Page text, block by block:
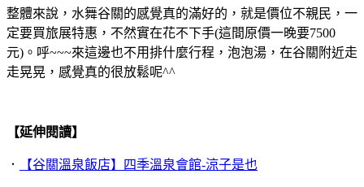
整體來說，水舞谷關的感覺真的滿好的，就是價位不親民，一
定要買旅展特惠，不然實在花不下手(這間原價一晚要7500
元)。呼~~~來這邊也不用排什麼行程，泡泡湯，在谷關附近走
走晃晃，感覺真的很放鬆呢^^
【延伸閱讀】
． 【谷關溫泉飯店】四季溫泉會館-涼子是也